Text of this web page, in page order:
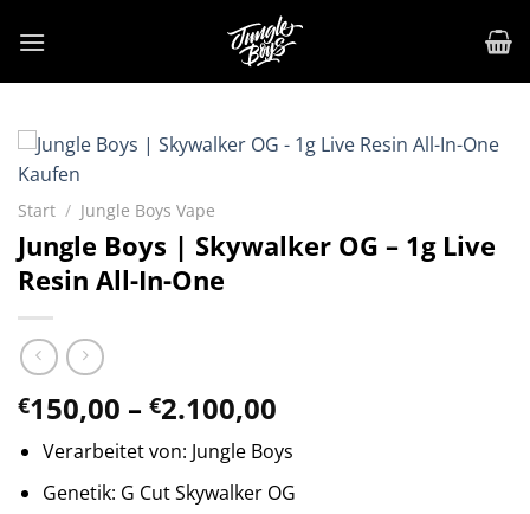
Inhalt
Start / Jungle Boys Vape
Jungle Boys | Skywalker OG – 1g Live
Resin All-In-One
€150,00 – €2.100,00
bis
€2.100,00
Verarbeitet von: Jungle Boys
Genetik: G Cut Skywalker OG